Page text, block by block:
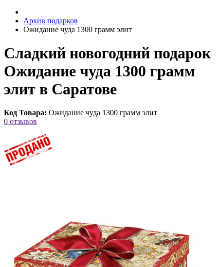
Архив подарков
Ожидание чуда 1300 грамм элит
Сладкий новогодний подарок
Ожидание чуда 1300 грамм
элит в Саратове
Код Товара: Ожидание чуда 1300 грамм элит
0 отзывов